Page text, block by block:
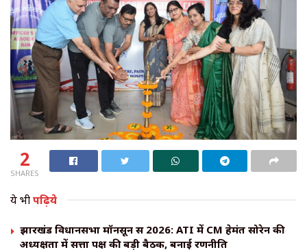
2
SHARES
ये भीपढ़िये
झारखंड विधानसभा मॉनसून सत्र 2026: ATI में CM हेमंत सोरेन की
अध्यक्षता में सत्ता पक्ष की बड़ी बैठक, बनाई रणनीति